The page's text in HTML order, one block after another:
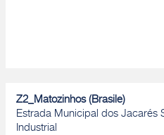
Z2_Matozinhos (Brasile)
Estrada Municipal dos Jacarés
Industrial